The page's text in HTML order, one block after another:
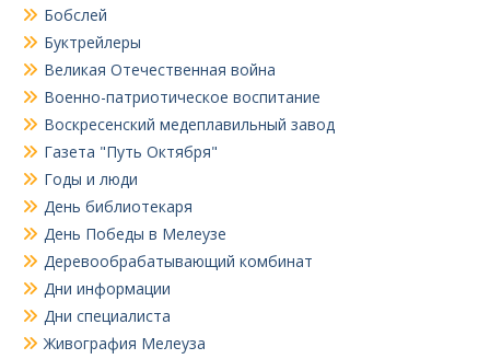
Бобслей
Буктрейлеры
Великая Отечественная война
Военно-патриотическое воспитание
Воскресенский медеплавильный завод
Газета "Путь Октября"
Годы и люди
День библиотекаря
День Победы в Мелеузе
Деревообрабатывающий комбинат
Дни информации
Дни специалиста
Живография Мелеуза